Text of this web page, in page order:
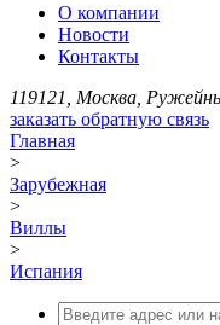
О компании
Новости
Контакты
119121, Москва,
заказать обратную связь
Главная
>
Зарубежная
>
Виллы
>
Испания